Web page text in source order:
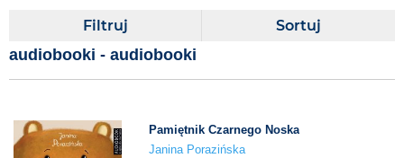
Filtruj Sortuj
audiobooki - audiobooki
Pamiętnik Czarnego Noska
Janina Porazińska